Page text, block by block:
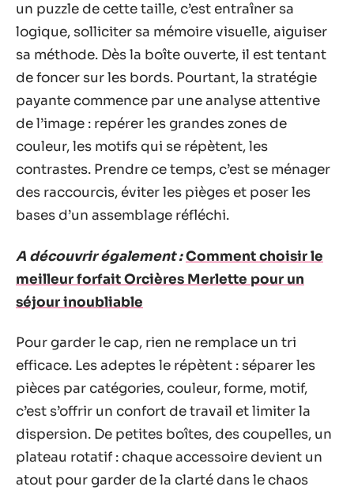
un puzzle de cette taille, c’est entraîner sa
logique, solliciter sa mémoire visuelle, aiguiser
sa méthode. Dès la boîte ouverte, il est tentant
de foncer sur les bords. Pourtant, la stratégie
payante commence par une analyse attentive
de l’image : repérer les grandes zones de
couleur, les motifs qui se répètent, les
contrastes. Prendre ce temps, c’est se ménager
des raccourcis, éviter les pièges et poser les
bases d’un assemblage réfléchi.
A découvrir également :Comment choisir le
meilleur forfait Orcières Merlette pour un
séjour inoubliable
Pour garder le cap, rien ne remplace un tri
efficace. Les adeptes le répètent : séparer les
pièces par catégories, couleur, forme, motif,
c’est s’offrir un confort de travail et limiter la
dispersion. De petites boîtes, des coupelles, un
plateau rotatif : chaque accessoire devient un
atout pour garder de la clarté dans le chaos